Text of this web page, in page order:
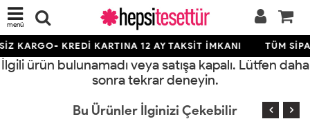
menü
KARGO- KREDİ KARTINA 12 AY TAKSİT İMKANI TÜM
İlgili ürün bulunamadı veya satışa kapalı. Lütfen daha
sonra tekrar deneyin.
Bu Ürünler İlginizi Çekebilir